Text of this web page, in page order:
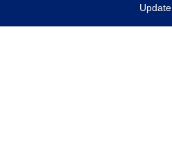
Update